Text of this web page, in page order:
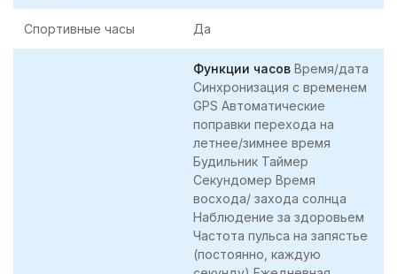
Спортивные часы Да
Функции часов Время/дата
Синхронизация с временем
GPS Автоматические
поправки перехода на
летнее/зимнее время
Будильник Таймер
Секундомер Время
восхода/ захода солнца
Наблюдение за здоровьем
Частота пульса на запястье
(постоянно, каждую